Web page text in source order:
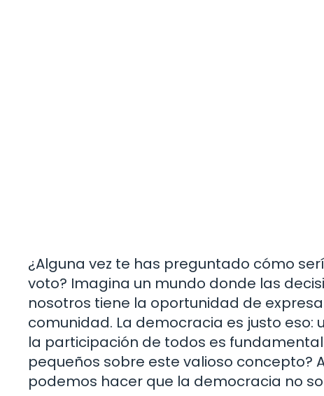
¿Alguna vez te has preguntado cómo
voto? Imagina un mundo donde las
nosotros tiene la oportunidad de
comunidad. La democracia es justo
la participación de todos es
pequeños sobre este valioso concepto?
podemos hacer que la democracia no